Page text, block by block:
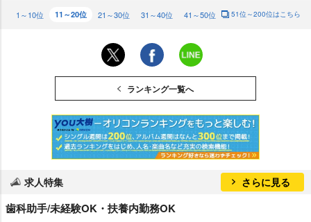
1～10位 11～20位 21～30位 31～40位 41～50位 51位～200位はこちら
ランキング一覧へ
求人特集 さらに見る
歯科助手/未経験OK・扶養内勤務OK